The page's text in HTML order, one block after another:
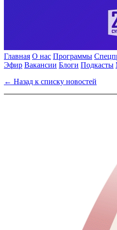
Главная О нас Программы
Эфир Вакансии Блоги Подкасты
← Назад к списку новостей